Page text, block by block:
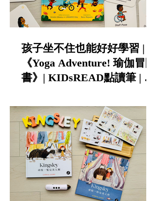
孩子坐不住也能好好學習 |
《Yoga Adventure! 瑜伽冒險
書》| KIDsREAD點讀筆 | 中